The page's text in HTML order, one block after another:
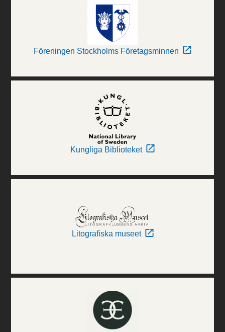
Föreningen Stockholms Företagsminnen
Kungliga Biblioteket
Litografiska museet